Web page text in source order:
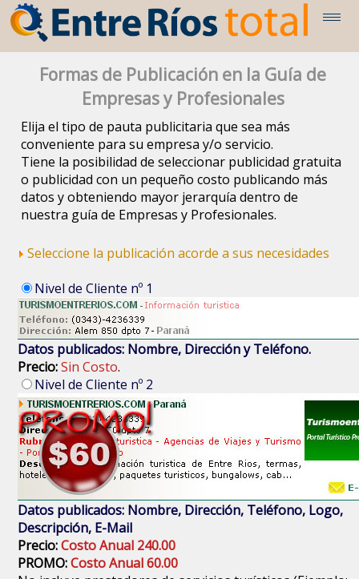
Formas de Publicación en la Guía de
Empresas y Profesionales
Elija el tipo de pauta publicitaria que sea más
conveniente para su empresa y/o servicio.
Tiene la posibilidad de seleccionar publicidad gratuita
o publicidad con un pequeño costo publicando más
datos y obteniendo mayor jerarquía dentro de
nuestra guía de Empresas y Profesionales.
Seleccione la publicación acorde a sus necesidades
Nivel de Cliente nº 1
Datos publicados: Nombre, Dirección y Teléfono.
Precio:Sin Costo.
Nivel de Cliente nº 2
Datos publicados: Nombre, Dirección, Teléfono, Logo,
Descripción, E-Mail
Precio:Costo Anual 240.00
PROMO:Costo Anual 60.00